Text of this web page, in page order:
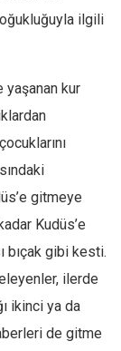
ilgili
yaşanan kur
gitmeye
Kudüs’e
bıçak gibi kesti.
ilerde
ikinci ya da
de gitme